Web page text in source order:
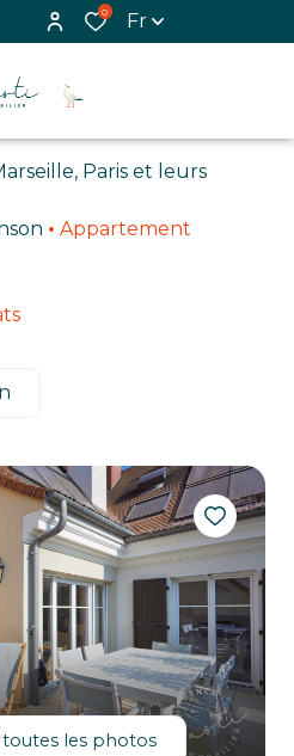
0 Fr
Appartement
les photos